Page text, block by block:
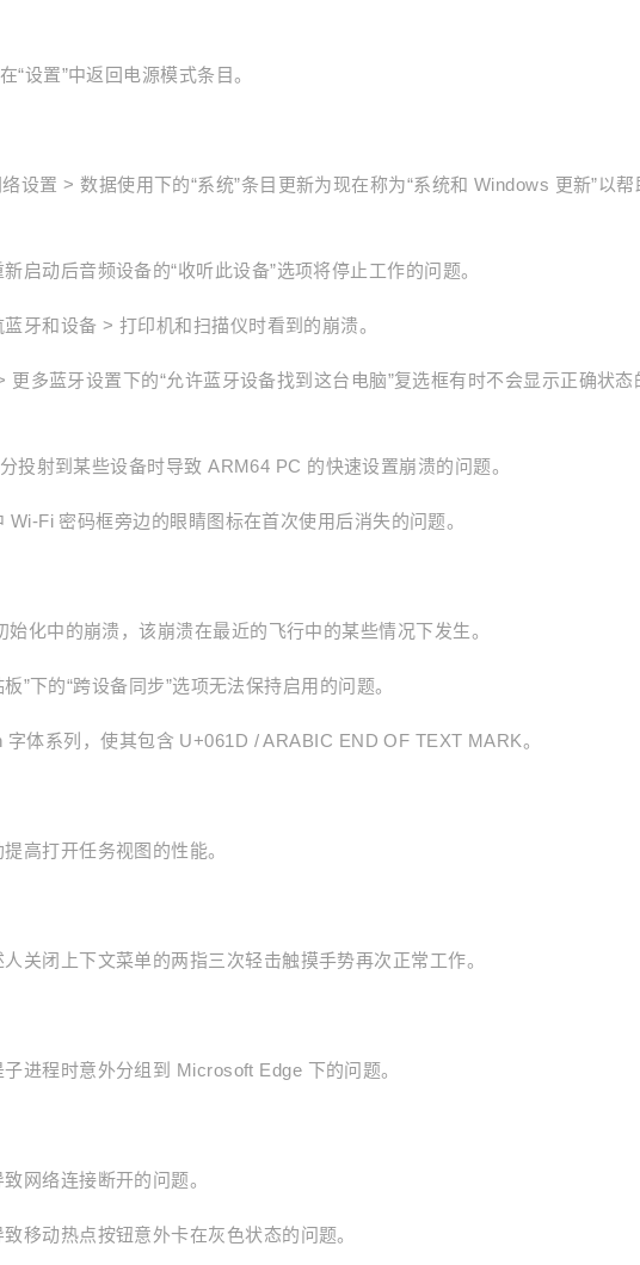
“设置”中返回电源模式条目。
设置 > 数据使用下的“系统”条目更新为现在称为“系统和 Windows 更新”以帮
启动后音频设备的“收听此设备”选项将停止工作的问题。
牙和设备 > 打印机和扫描仪时看到的崩溃。
多蓝牙设置下的“允许蓝牙设备找到这台电脑”复选框有时不会显示正确状态
投射到某些设备时导致 ARM64 PC 的快速设置崩溃的问题。
Fi 密码框旁边的眼睛图标在首次使用后消失的问题。
化中的崩溃，该崩溃在最近的飞行中的某些情况下发生。
”下的“跨设备同步”选项无法保持启用的问题。
体系列，使其包含 U+061D / ARABIC END OF TEXT MARK。
高打开任务视图的性能。
关闭上下文菜单的两指三次轻击触摸手势再次正常工作。
进程时意外分组到 Microsoft Edge 下的问题。
网络连接断开的问题。
移动热点按钮意外卡在灰色状态的问题。